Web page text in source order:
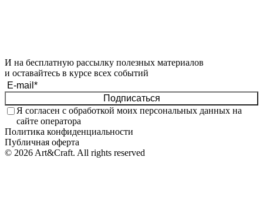
И на бесплатную рассылку полезных материалов
и оставайтесь в курсе всех событий
Подписаться
Я согласен с обработкой моих персональных данных на
сайте оператора
Политика конфиденциальности
Публичная оферта
© 2026 Art&Craft. All rights reserved